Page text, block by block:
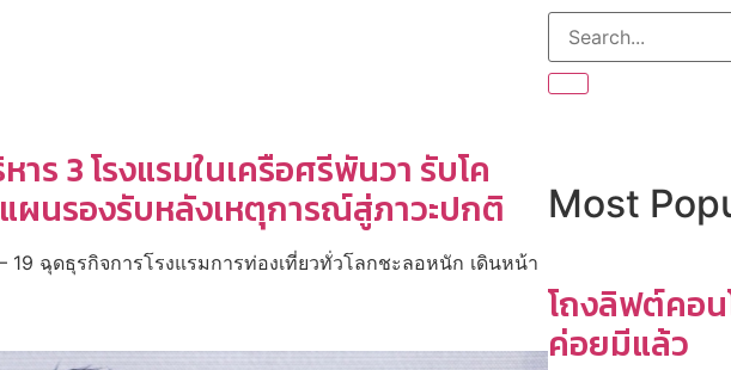
ร 3 โรงแรมในเครือศรีพันวา รับโค
นรองรับหลังเหตุการณ์สู่ภาวะปกติ
ฉุดธุรกิจการโรงแรมการท่องเที่ยวทั่วโลกชะลอหนัก เดินหน้า
Most
โถงลิฟต์คอน
ค่อยมีแล้ว